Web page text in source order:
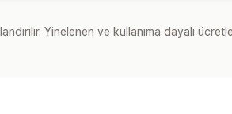
Yinelenen ve kullanıma dayalı